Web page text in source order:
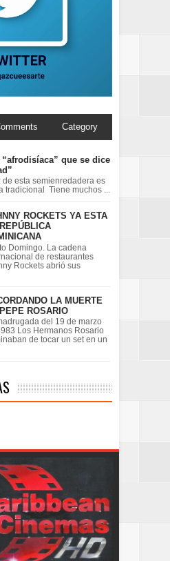
Category
que se dice
de esta semienredadera es
tradicional Tiene muchos ...
ROCKETS YA ESTA
Domingo. La cadena
de restaurantes
Rockets abrió sus
LA MUERTE
ROSARIO
del 19 de marzo
Los Hermanos Rosario
de tocar un set en un